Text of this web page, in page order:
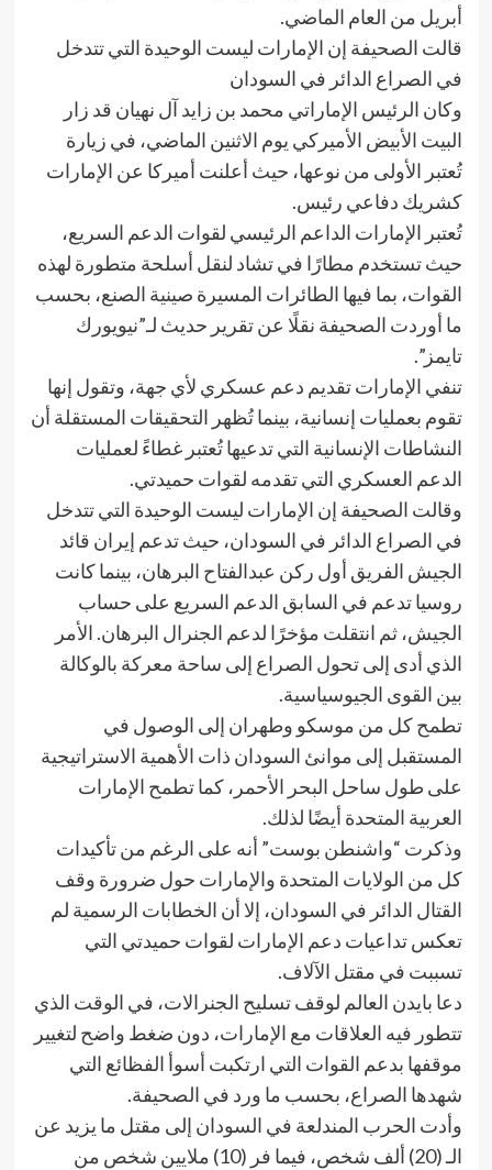
أبريل من العام الماضي.
قالت الصحيفة إن الإمارات ليست الوحيدة التي تتدخل
في الصراع الدائر في السودان
وكان الرئيس الإماراتي محمد بن زايد آل نهيان قد زار
البيت الأبيض الأميركي يوم الاثنين الماضي، في زيارة
تُعتبر الأولى من نوعها، حيث أعلنت أميركا عن الإمارات
كشريك دفاعي رئيس.
تُعتبر الإمارات الداعم الرئيسي لقوات الدعم السريع،
حيث تستخدم مطارًا في تشاد لنقل أسلحة متطورة لهذه
القوات، بما فيها الطائرات المسيرة صينية الصنع، بحسب
ما أوردت الصحيفة نقلًا عن تقرير حديث لـ”نيويورك
تايمز”.
تنفي الإمارات تقديم دعم عسكري لأي جهة، وتقول إنها
تقوم بعمليات إنسانية، بينما تُظهر التحقيقات المستقلة أن
النشاطات الإنسانية التي تدعيها تُعتبر غطاءً لعمليات
الدعم العسكري التي تقدمه لقوات حميدتي.
وقالت الصحيفة إن الإمارات ليست الوحيدة التي تتدخل
في الصراع الدائر في السودان، حيث تدعم إيران قائد
الجيش الفريق أول ركن عبدالفتاح البرهان، بينما كانت
روسيا تدعم في السابق الدعم السريع على حساب
الجيش، ثم انتقلت مؤخرًا لدعم الجنرال البرهان. الأمر
الذي أدى إلى تحول الصراع إلى ساحة معركة بالوكالة
بين القوى الجيوسياسية.
تطمح كل من موسكو وطهران إلى الوصول في
المستقبل إلى موانئ السودان ذات الأهمية الاستراتيجية
على طول ساحل البحر الأحمر، كما تطمح الإمارات
العربية المتحدة أيضًا لذلك.
وذكرت “واشنطن بوست” أنه على الرغم من تأكيدات
كل من الولايات المتحدة والإمارات حول ضرورة وقف
القتال الدائر في السودان، إلا أن الخطابات الرسمية لم
تعكس تداعيات دعم الإمارات لقوات حميدتي التي
تسببت في مقتل الآلاف.
دعا بايدن العالم لوقف تسليح الجنرالات، في الوقت الذي
تتطور فيه العلاقات مع الإمارات، دون ضغط واضح لتغيير
موقفها بدعم القوات التي ارتكبت أسوأ الفظائع التي
شهدها الصراع، بحسب ما ورد في الصحيفة.
وأدت الحرب المندلعة في السودان إلى مقتل ما يزيد عن
الـ (20) ألف شخص، فيما فر (10) ملايين شخص من